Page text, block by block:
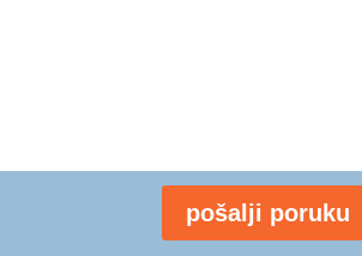
pošalji poruku